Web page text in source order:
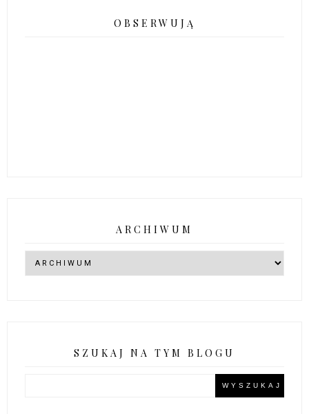
OBSERWUJĄ
ARCHIWUM
SZUKAJ NA TYM BLOGU